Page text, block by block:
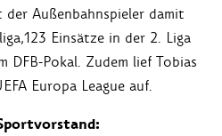
Außenbahnspieler damit
Einsätze in der 2. Liga
DFB-Pokal. Zudem lief Tobias
Europa League auf.